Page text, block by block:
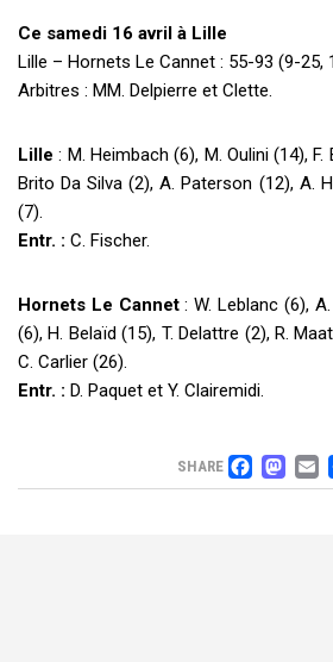
Ce samedi 16 avril à Lille
Lille – Hornets Le Cannet : 55-93 (9-25,
Arbitres : MM. Delpierre et Clette.
Lille: M. Heimbach (6), M. Oulini (14), F.
Brito Da Silva (2), A. Paterson (12), A.
(7).
Entr. : C. Fischer.
Hornets Le Cannet: W. Leblanc (6),
(6), H. Belaïd (15), T. Delattre (2), R.
C. Carlier (26).
Entr. : D. Paquet et Y. Clairemidi.
SHARE